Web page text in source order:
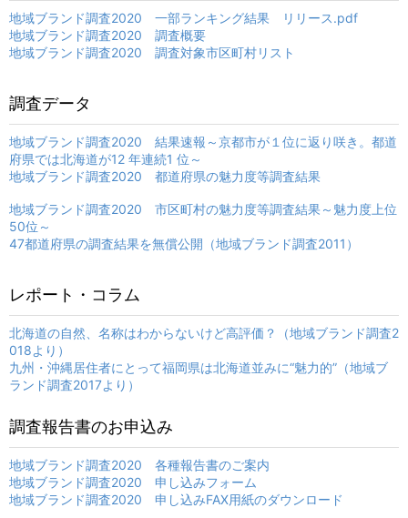
地域ブランド調査2020 一部ランキング結果 リリース.pdf
地域ブランド調査2020 調査概要
地域ブランド調査2020 調査対象市区町村リスト
調査データ
地域ブランド調査2020 結果速報～京都市が１位に返り咲き。都道
府県では北海道が12 年連続1 位～
地域ブランド調査2020 都道府県の魅力度等調査結果
地域ブランド調査2020 市区町村の魅力度等調査結果～魅力度上位
50位～
47都道府県の調査結果を無償公開（地域ブランド調査2011）
レポート・コラム
北海道の自然、名称はわからないけど高評価？（地域ブランド調査2
018より）
九州・沖縄居住者にとって福岡県は北海道並みに“魅力的”（地域ブ
ランド調査2017より）
調査報告書のお申込み
地域ブランド調査2020 各種報告書のご案内
地域ブランド調査2020 申し込みフォーム
地域ブランド調査2020 申し込みFAX用紙のダウンロード